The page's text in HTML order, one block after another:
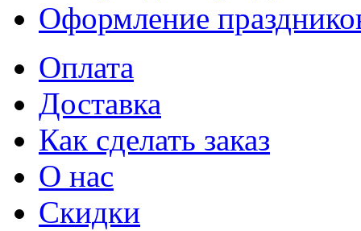
Оформление
Оплата
Доставка
Как сделать заказ
О нас
Скидки